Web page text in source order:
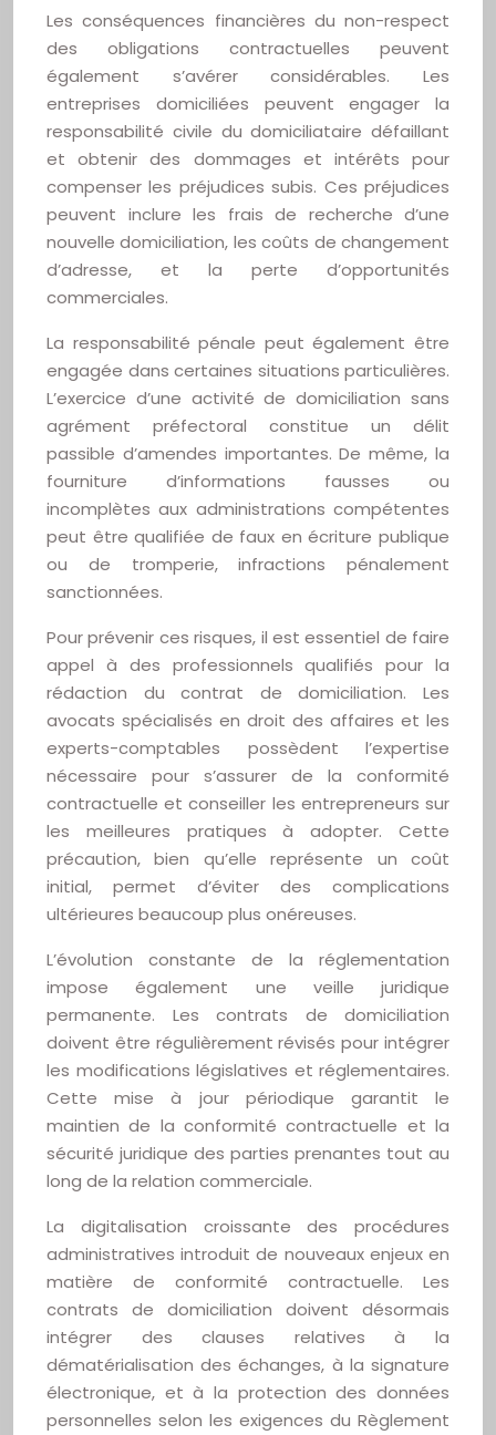
Les conséquences financières du non-respect
des obligations contractuelles peuvent
également s’avérer considérables. Les
entreprises domiciliées peuvent engager la
responsabilité civile du domiciliataire défaillant
et obtenir des dommages et intérêts pour
compenser les préjudices subis. Ces préjudices
peuvent inclure les frais de recherche d’une
nouvelle domiciliation, les coûts de changement
d’adresse, et la perte d’opportunités
commerciales.
La responsabilité pénale peut également être
engagée dans certaines situations particulières.
L’exercice d’une activité de domiciliation sans
agrément préfectoral constitue un délit
passible d’amendes importantes. De même, la
fourniture d’informations fausses ou
incomplètes aux administrations compétentes
peut être qualifiée de faux en écriture publique
ou de tromperie, infractions pénalement
sanctionnées.
Pour prévenir ces risques, il est essentiel de faire
appel à des professionnels qualifiés pour la
rédaction du contrat de domiciliation. Les
avocats spécialisés en droit des affaires et les
experts-comptables possèdent l’expertise
nécessaire pour s’assurer de la conformité
contractuelle et conseiller les entrepreneurs sur
les meilleures pratiques à adopter. Cette
précaution, bien qu’elle représente un coût
initial, permet d’éviter des complications
ultérieures beaucoup plus onéreuses.
L’évolution constante de la réglementation
impose également une veille juridique
permanente. Les contrats de domiciliation
doivent être régulièrement révisés pour intégrer
les modifications législatives et réglementaires.
Cette mise à jour périodique garantit le
maintien de la conformité contractuelle et la
sécurité juridique des parties prenantes tout au
long de la relation commerciale.
La digitalisation croissante des procédures
administratives introduit de nouveaux enjeux en
matière de conformité contractuelle. Les
contrats de domiciliation doivent désormais
intégrer des clauses relatives à la
dématérialisation des échanges, à la signature
électronique, et à la protection des données
personnelles selon les exigences du Règlement